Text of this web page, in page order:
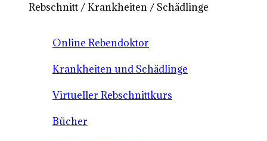
Rebschnitt / Krankheiten / Schädlinge
Online Rebendoktor
Krankheiten und Schädlinge
Virtueller Rebschnittkurs
Bücher